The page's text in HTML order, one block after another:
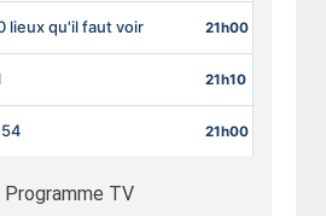
Programme TV